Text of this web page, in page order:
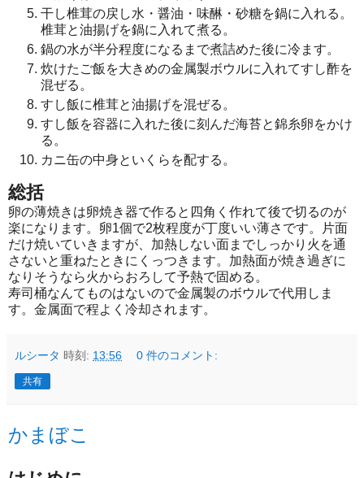
干し椎茸の戻し水・醤油・味醂・砂糖を鍋に入れる。
椎茸と油揚げを鍋に入れて煮る。
鍋の水が半分程度になるまで煮詰めた後に冷ます。
炊けたご飯を大きめの金属製ボウルに入れてすし酢を
混ぜる。
すし飯に椎茸と油揚げを混ぜる。
すし飯を容器に入れた後に刻んだ海苔と錦糸卵をかけ
る。
カニ缶の中身といくらを配する。
総括
卵の薄焼きは卵焼き器で作ると四角く作れて後で切るのが
楽になります。卵1個で2枚程度が丁度いい薄さです。片面
だけ焼いていきますが、加熱しない面までしっかり火を通
さないと重ねたときにくっつきます。加熱面が焼き過ぎに
なりそうなら火からおろして予熱で固める。
寿司桶なんてものはないので金属製のボウルで代用しま
す。金属面で程よく冷却されます。
ルシータ 時刻: 13:56 0 件のコメント:
共有
かまぼこ